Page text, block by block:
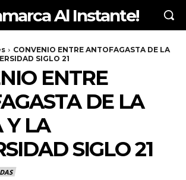
Al Instante!
CONVENIO ENTRE ANTOFAGASTA DE LA
SIGLO 21
ENTRE
DE LA
Y LA
SIGLO 21